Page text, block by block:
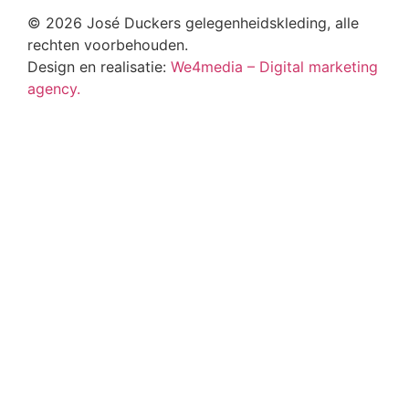
© 2026 José Duckers gelegenheidskleding, alle
rechten voorbehouden.
Design en realisatie: We4media – Digital marketing
agency.